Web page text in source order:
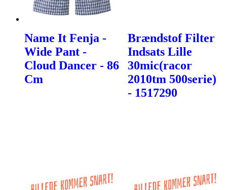
Name It Fenja -
Wide Pant -
Cloud Dancer - 86
Cm
Brændstof Filter
Indsats Lille
30mic(racor
2010tm 500serie)
- 1517290